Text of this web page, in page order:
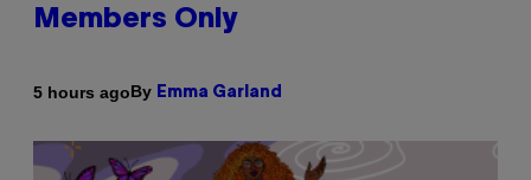
Members Only
5 hours agoBy Emma Garland